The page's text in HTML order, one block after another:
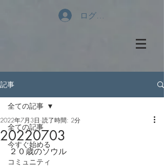
ログイン
記事
全ての記事
今すぐ始める
コミュニティ
全ての記事
20220703
2022年7月3日 読了時間: 2分
２０歳のソウル